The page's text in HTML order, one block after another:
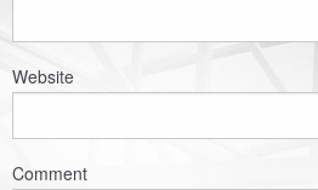
Website
Comment